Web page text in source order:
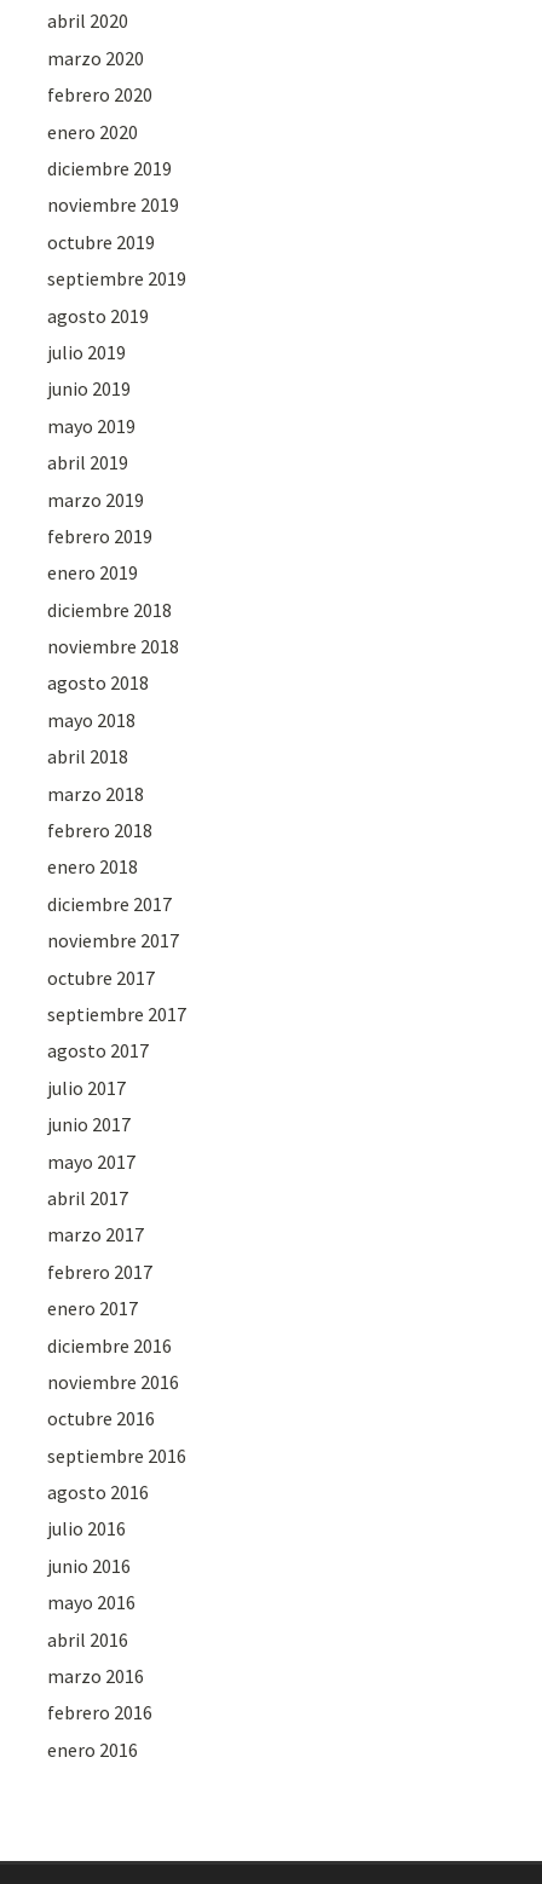
abril 2020
marzo 2020
febrero 2020
enero 2020
diciembre 2019
noviembre 2019
octubre 2019
septiembre 2019
agosto 2019
julio 2019
junio 2019
mayo 2019
abril 2019
marzo 2019
febrero 2019
enero 2019
diciembre 2018
noviembre 2018
agosto 2018
mayo 2018
abril 2018
marzo 2018
febrero 2018
enero 2018
diciembre 2017
noviembre 2017
octubre 2017
septiembre 2017
agosto 2017
julio 2017
junio 2017
mayo 2017
abril 2017
marzo 2017
febrero 2017
enero 2017
diciembre 2016
noviembre 2016
octubre 2016
septiembre 2016
agosto 2016
julio 2016
junio 2016
mayo 2016
abril 2016
marzo 2016
febrero 2016
enero 2016